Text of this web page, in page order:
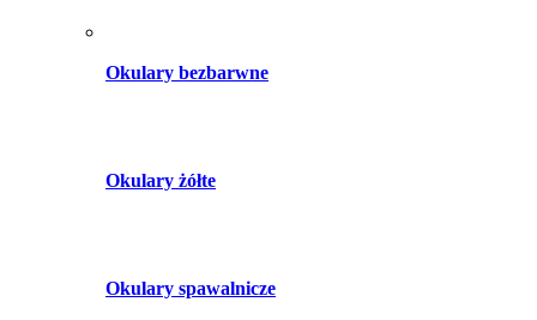
Okulary bezbarwne
Okulary żółte
Okulary spawalnicze